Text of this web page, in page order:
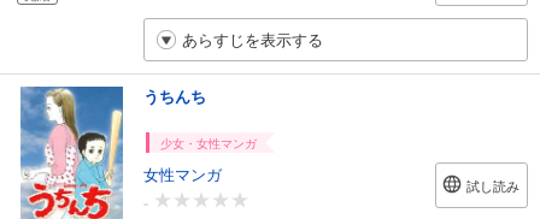
あらすじを表示する
うちんち
少女・女性マンガ
女性マンガ
-
試し読み